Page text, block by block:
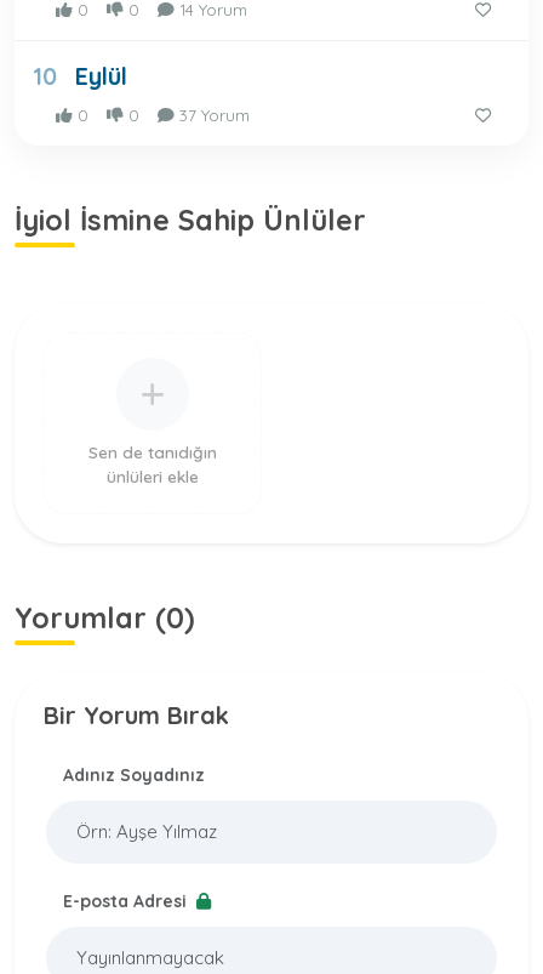
0 0 14 Yorum
10 Eylül
0 0 37 Yorum
İyiol İsmine Sahip Ünlüler
Sen de tanıdığın
ünlüleri ekle
Yorumlar (0)
Bir Yorum Bırak
Adınız Soyadınız
E-posta Adresi